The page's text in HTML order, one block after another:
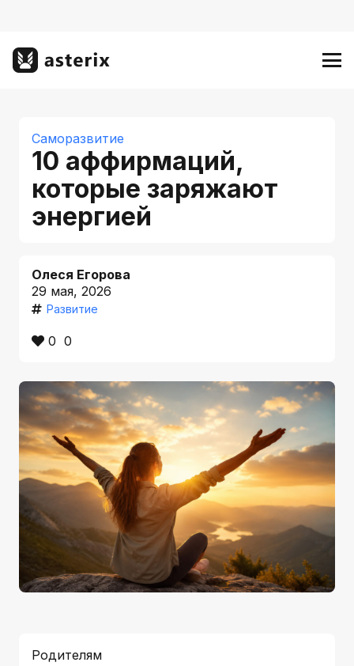
Саморазвитие
10 аффирмаций,
которые заряжают
энергией
Олеся Егорова
29 мая, 2026
Развитие
0 0
Родителям